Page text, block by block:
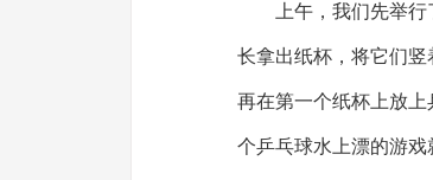
上午，我们先举
长拿出纸杯，将它们竖
再在第一个纸杯上放
个乒乓球水上漂的游戏